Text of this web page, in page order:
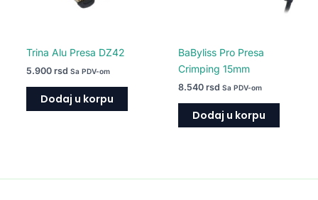
Trina Alu Presa DZ42
5.900 rsd Sa PDV-om
Dodaj u korpu
BaByliss Pro Presa
Crimping 15mm
8.540 rsd Sa PDV-om
Dodaj u korpu